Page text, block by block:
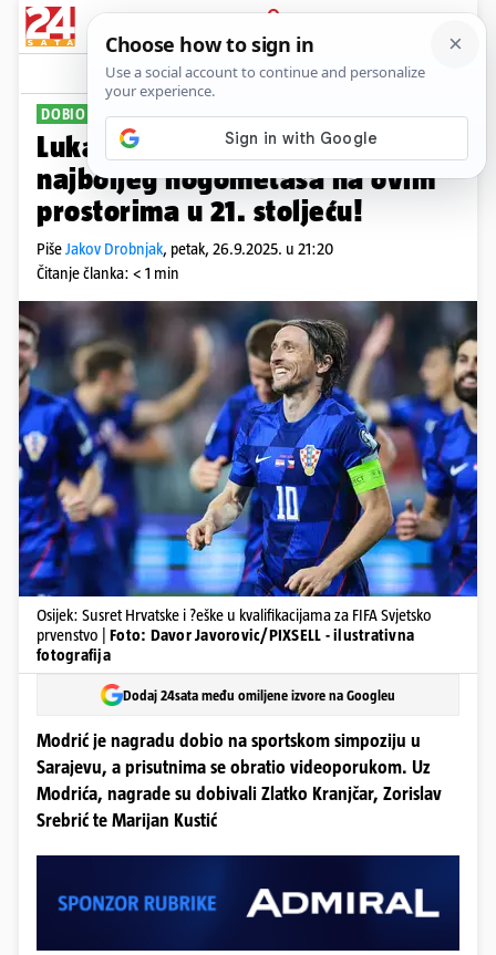
PRIJAVA
Sport Komentari
DOBIO NAGRADU
Luka Modrić je proglašen za
najboljeg nogometaša na ovim
prostorima u 21. stoljeću!
PišeJakov Drobnjak, petak, 26.9.2025. u 21:20
Čitanje članka: < 1 min
Osijek: Susret Hrvatske i ?eške u kvalifikacijama za FIFA Svjetsko
prvenstvo | Foto: Davor Javorovic/PIXSELL - ilustrativna
fotografija
Dodaj 24sata među omiljene izvore na Googleu
Modrić je nagradu dobio na sportskom simpoziju u
Sarajevu, a prisutnima se obratio videoporukom. Uz
Modrića, nagrade su dobivali Zlatko Kranjčar, Zorislav
Srebrić te Marijan Kustić